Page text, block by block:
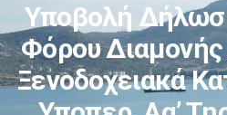
Υποβολή
Φόρου
Ξενοδοχειακά